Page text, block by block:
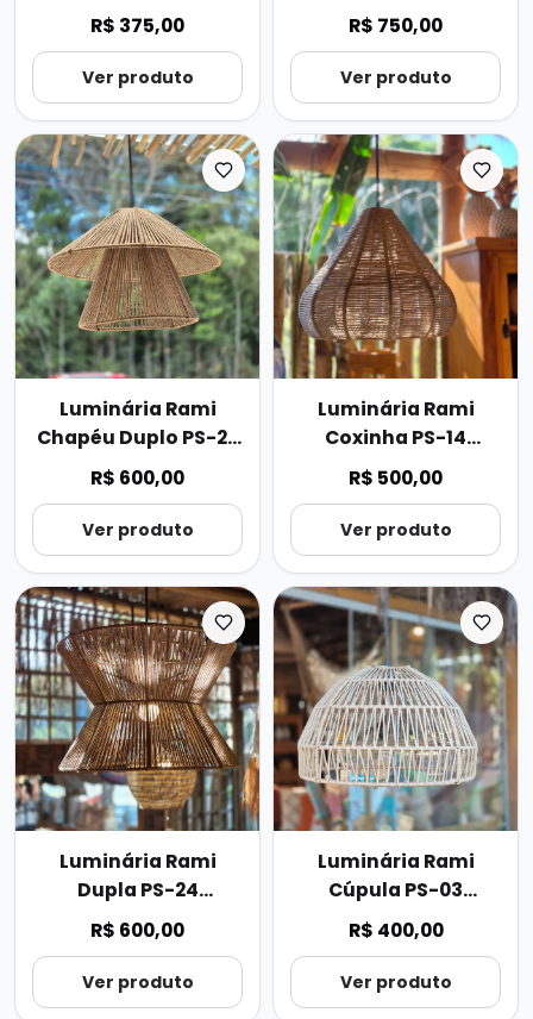
29cmx23cm
R$ 375,00
Ver produto
35cmx57cm
R$ 750,00
Ver produto
Luminária Rami
Chapéu Duplo PS-27
46cmx37cm
R$ 600,00
Ver produto
Luminária Rami
Coxinha PS-14
33cmx36cm
R$ 500,00
Ver produto
Luminária Rami
Dupla PS-24
35cmx55cm
R$ 600,00
Ver produto
Luminária Rami
Cúpula PS-03
40cmx26cm
R$ 400,00
Ver produto